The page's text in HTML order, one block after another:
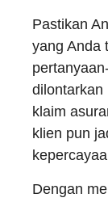
Pastikan
yang Anda
dilontarkan
klaim
klien pun
Dengan